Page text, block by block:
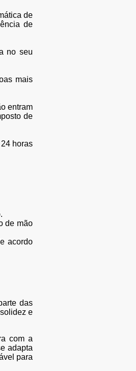
de
de
no seu
mais
entram
de
horas
de mão
acordo
das
e
com a
adapta
para